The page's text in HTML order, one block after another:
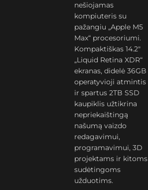
nešiojamas
kompiuteris su
pažangiu „Apple M5
Max“ procesoriumi.
Kompaktiškas 14.2″
„Liquid Retina XDR“
ekranas, didelė 36GB
operatyvioji atmintis
ir spartus 2TB SSD
kaupiklis užtikrina
nepriekaištingą
našumą vaizdo
redagavimui,
programavimui, 3D
projektams ir kitoms
sudėtingoms
užduotims.